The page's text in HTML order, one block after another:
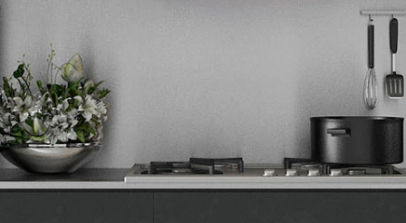
Tehnomedia
O nama
Naše prodavnice